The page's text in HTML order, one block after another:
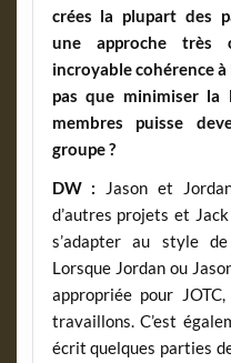
crées la plupart des
une approche très
incroyable cohérence à
pas que minimiser la
membres puisse
groupe ?
DW : Jason et
d’autres projets et
s’adapter au style
Lorsque Jordan ou
appropriée pour
travaillons. C’est
écrit quelques parties